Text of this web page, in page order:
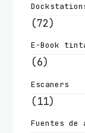
(72)
E-Book
(6)
Escaners
(11)
Fuentes de